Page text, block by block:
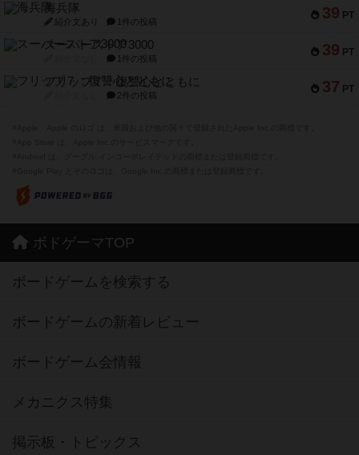
39 PT
海兵隊
紹介文あり 1件の投稿
39 PT
スーパーストア3000
1件の投稿
37 PT
フリップ７：復讐心とともに
2件の投稿
ボドゲーマTOP
ボードゲームを検索する
ボードゲームの新着レビュー
ボードゲーム会情報
メカニクス特集
掲示板・トピックス